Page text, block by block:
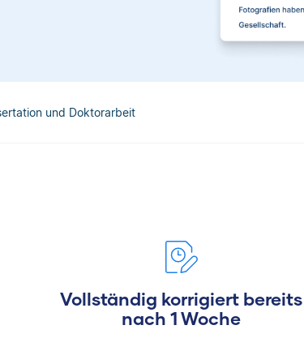
und Doktorarbeit
Vollständig korrigiert bereits
nach 1 Woche